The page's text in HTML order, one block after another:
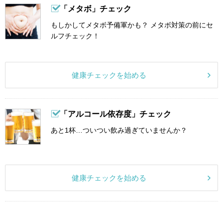
「メタボ」チェック
もしかしてメタボ予備軍かも？ メタボ対策の前にセ
ルフチェック！
健康チェックを始める
「アルコール依存度」チェック
あと1杯…ついつい飲み過ぎていませんか？
健康チェックを始める